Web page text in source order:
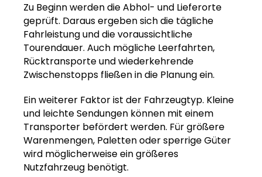
Zu Beginn werden die Abhol- und Lieferorte
geprüft. Daraus ergeben sich die tägliche
Fahrleistung und die voraussichtliche
Tourendauer. Auch mögliche Leerfahrten,
Rücktransporte und wiederkehrende
Zwischenstopps fließen in die Planung ein.
Ein weiterer Faktor ist der Fahrzeugtyp. Kleine
und leichte Sendungen können mit einem
Transporter befördert werden. Für größere
Warenmengen, Paletten oder sperrige Güter
wird möglicherweise ein größeres
Nutzfahrzeug benötigt.